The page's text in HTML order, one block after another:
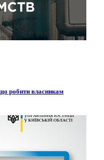
що робити власникам